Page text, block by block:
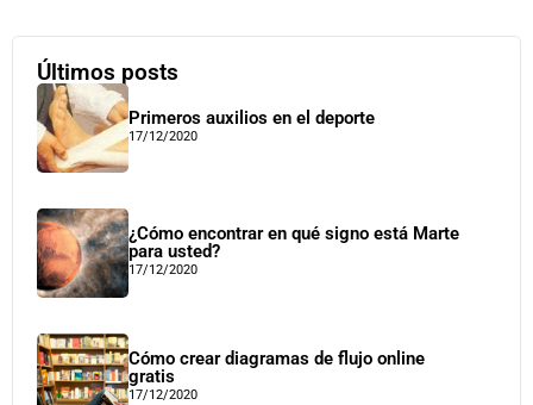
Últimos posts
Primeros auxilios en el deporte
17/12/2020
¿Cómo encontrar en qué signo está Marte
para usted?
17/12/2020
Cómo crear diagramas de flujo online
gratis
17/12/2020